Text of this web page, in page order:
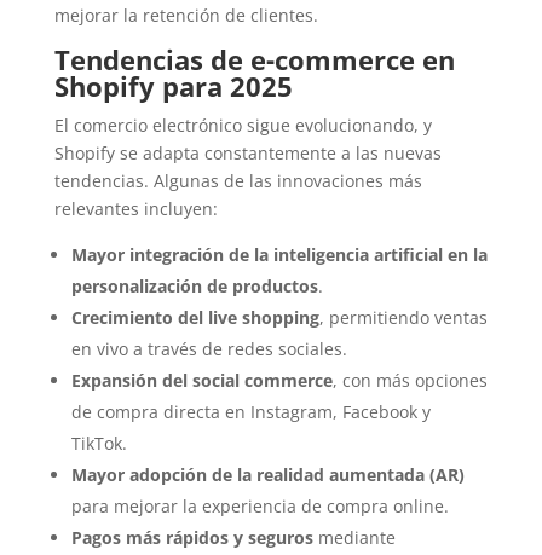
mejorar la retención de clientes.
Tendencias de e-commerce en
Shopify para 2025
El comercio electrónico sigue evolucionando, y
Shopify se adapta constantemente a las nuevas
tendencias. Algunas de las innovaciones más
relevantes incluyen:
Mayor integración de la inteligencia artificial en la
personalización de productos.
Crecimiento del live shopping, permitiendo ventas
en vivo a través de redes sociales.
Expansión del social commerce, con más opciones
de compra directa en Instagram, Facebook y
TikTok.
Mayor adopción de la realidad aumentada (AR)
para mejorar la experiencia de compra online.
Pagos más rápidos y segurosmediante